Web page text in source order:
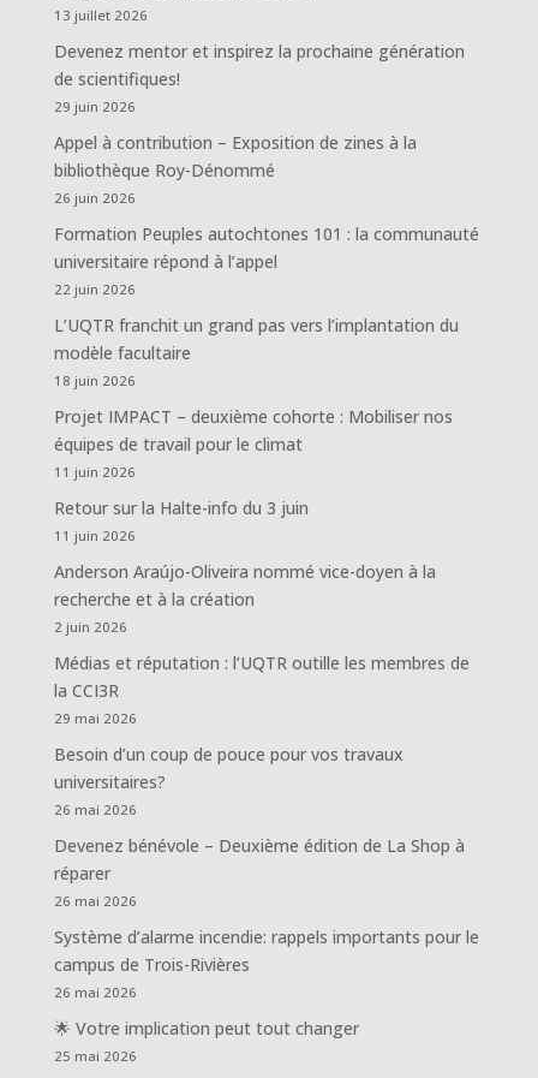
13 juillet 2026
Devenez mentor et inspirez la prochaine génération
de scientifiques!
29 juin 2026
Appel à contribution – Exposition de zines à la
bibliothèque Roy-Dénommé
26 juin 2026
Formation Peuples autochtones 101 : la communauté
universitaire répond à l’appel
22 juin 2026
L’UQTR franchit un grand pas vers l’implantation du
modèle facultaire
18 juin 2026
Projet IMPACT – deuxième cohorte : Mobiliser nos
équipes de travail pour le climat
11 juin 2026
Retour sur la Halte-info du 3 juin
11 juin 2026
Anderson Araújo-Oliveira nommé vice-doyen à la
recherche et à la création
2 juin 2026
Médias et réputation : l’UQTR outille les membres de
la CCI3R
29 mai 2026
Besoin d’un coup de pouce pour vos travaux
universitaires?
26 mai 2026
Devenez bénévole – Deuxième édition de La Shop à
réparer
26 mai 2026
Système d’alarme incendie: rappels importants pour le
campus de Trois-Rivières
26 mai 2026
🌟 Votre implication peut tout changer
25 mai 2026